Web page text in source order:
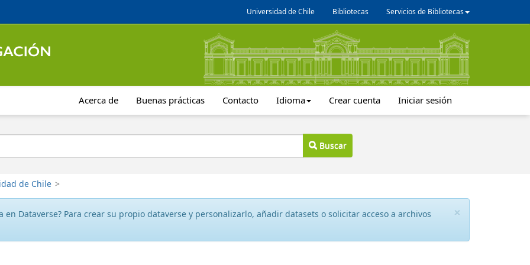
Universidad de Chile Bibliotecas Servicios de Bibliotecas
Acerca de Buenas prácticas Contacto Idioma Crear cuenta Iniciar sesión
Buscar
de Chile >
×
en Dataverse? Para crear su propio dataverse y personalizarlo, añadir datasets o solicitar acceso a archivos